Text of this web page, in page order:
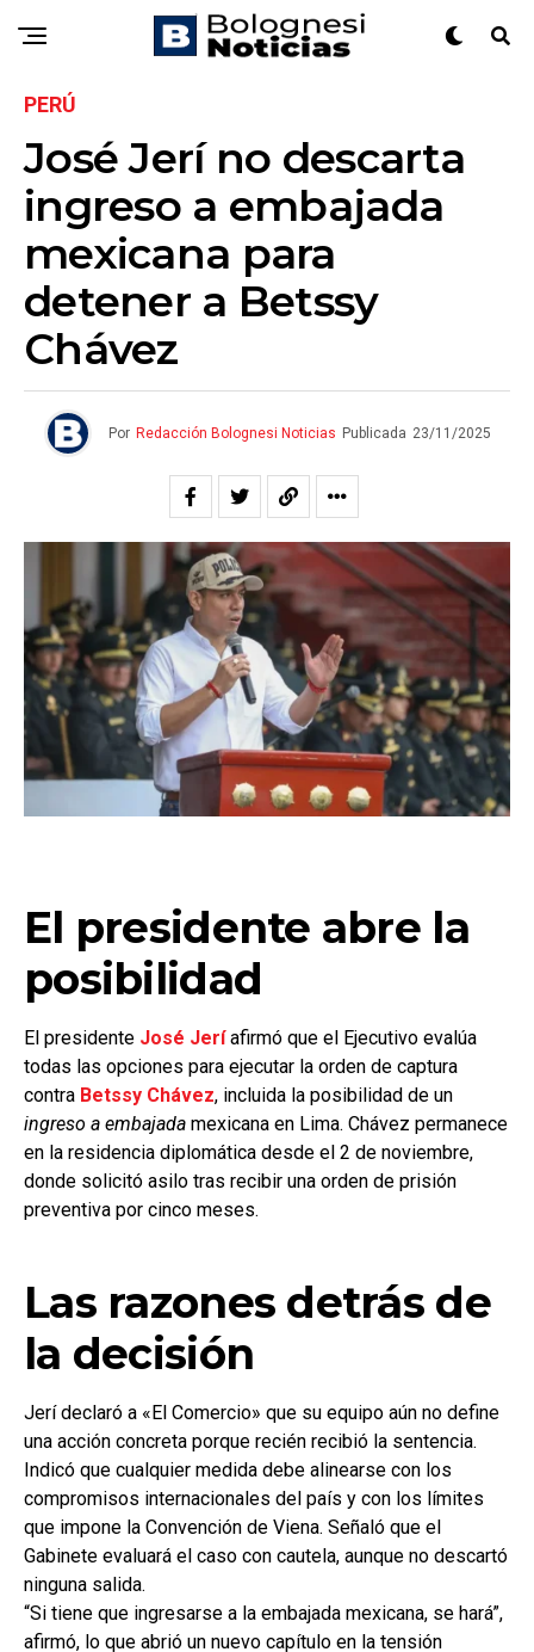
PERÚ
José Jerí no descarta
ingreso a embajada
mexicana para
detener a Betssy
Chávez
Por Redacción Bolognesi Noticias Publicada 23/11/2025
El presidente abre la
posibilidad
El presidente José Jeríafirmó que el Ejecutivo evalúa
todas las opciones para ejecutar la orden de captura
contra Betssy Chávez, incluida la posibilidad de un
ingreso a embajada mexicana en Lima. Chávez permanece
en la residencia diplomática desde el 2 de noviembre,
donde solicitó asilo tras recibir una orden de prisión
preventiva por cinco meses.
Las razones detrás de
la decisión
Jerí declaró a «El Comercio» que su equipo aún no define
una acción concreta porque recién recibió la sentencia.
Indicó que cualquier medida debe alinearse con los
compromisos internacionales del país y con los límites
que impone la Convención de Viena. Señaló que el
Gabinete evaluará el caso con cautela, aunque no descartó
ninguna salida.
“Si tiene que ingresarse a la embajada mexicana, se hará”,
afirmó, lo que abrió un nuevo capítulo en la tensión